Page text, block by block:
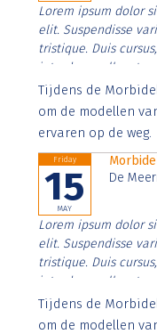
Lorem ipsum dolor
elit. Suspendisse
tristique. Duis
interdum nulla, ut
Aenean faucibus
imperdiet. Nunc ut
Tijdens de
om de modellen
ervaren op de weg.
Friday
15
MAY
De
Lorem ipsum dolor
elit. Suspendisse
tristique. Duis
interdum nulla, ut
Aenean faucibus
imperdiet. Nunc ut
Tijdens de
om de modellen